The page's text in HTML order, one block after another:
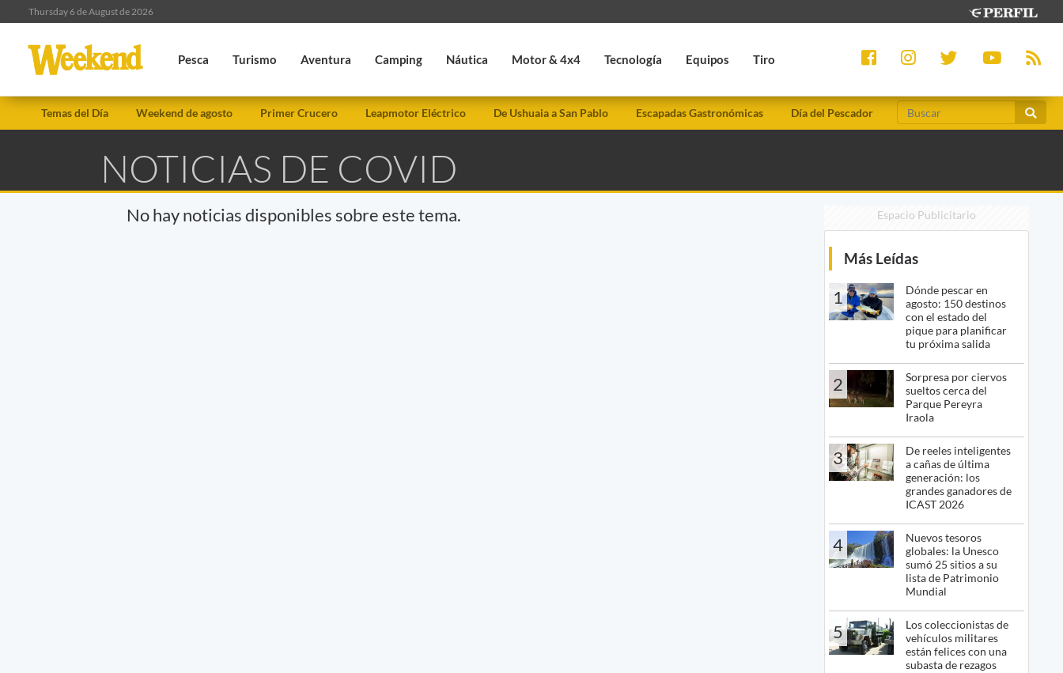
Thursday 6 de August de 2026
Pesca Turismo Aventura Camping Náutica Motor & 4x4 Tecnología Equipos Tiro
Temas del Día Weekend de agosto Primer Crucero Leapmotor Eléctrico De Ushuaia a San Pablo Escapadas Gastronómicas Día del Pescador
NOTICIAS DE COVID
No hay noticias disponibles sobre este tema. Espacio Publicitario
Más Leídas
1
Dónde pescar en
agosto: 150 destinos
con el estado del
pique para planificar
tu próxima salida
2
Sorpresa por ciervos
sueltos cerca del
Parque Pereyra
Iraola
3
De reeles inteligentes
a cañas de última
generación: los
grandes ganadores de
ICAST 2026
4
Nuevos tesoros
globales: la Unesco
sumó 25 sitios a su
lista de Patrimonio
Mundial
5
Los coleccionistas de
vehículos militares
están felices con una
subasta de rezagos